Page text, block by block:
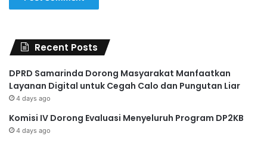
Recent Posts
DPRD Samarinda Dorong Masyarakat Manfaatkan
Layanan Digital untuk Cegah Calo dan Pungutan Liar
4 days ago
Komisi IV Dorong Evaluasi Menyeluruh Program DP2KB
4 days ago